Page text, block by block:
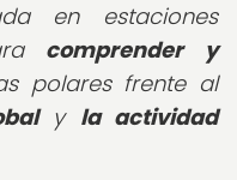
en estaciones
comprender y
polares frente al
y la actividad